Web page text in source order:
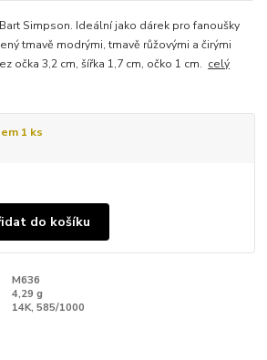
Simpson. Ideální jako dárek pro fanoušky
tmavě modrými, tmavě růžovými a čirými
očka 3,2 cm, šířka 1,7 cm, očko 1 cm. celý
1 ks
do košíku
M636
4,29 g
14K, 585/1000